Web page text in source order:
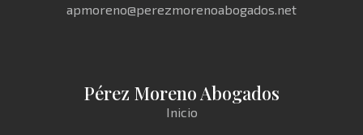
apmoreno@perezmorenoabogados.net
Pérez Moreno Abogados
Inicio